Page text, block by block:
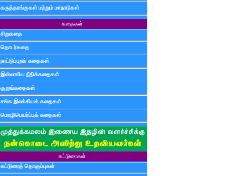
கருத்தரங்குகள் மற்றும் மாநாடுகள்
கதைகள்
சிறுகதை
தொடர்கதை
நாட்டுப்புறக் கதைகள்
இஸ்லாமிய நீதிக்கதைகள்
குறுங்கதைகள்
சங்க இலக்கியக் கதைகள்
மொழிபெயர்ப்புக் கதைகள்
கட்டுரைகள்
கட்டுரைத் தொகுப்புகள்